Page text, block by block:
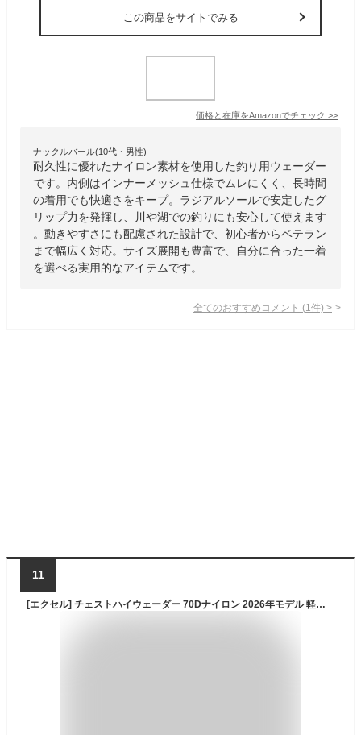
この商品をサイトでみる
価格と在庫をAmazonでチェック >>
ナックルバール(10代・男性)
耐久性に優れたナイロン素材を使用した釣り用ウェーダー
です。内側はインナーメッシュ仕様でムレにくく、長時間
の着用でも快適さをキープ。ラジアルソールで安定したグ
リップ力を発揮し、川や湖での釣りにも安心して使えます
。動きやすさにも配慮された設計で、初心者からベテラン
まで幅広く対応。サイズ展開も豊富で、自分に合った一着
を選べる実用的なアイテムです。
全てのおすすめコメント (1 件) >
11
[エクセル] チェストハイウェーダー 70Dナイロン 2026年モデル 軽量 防水 インナーメッシュ フェルトソール ラジアル フェルトスパイク 胴長靴 補修キット付属 12サイズ ユニセックス OHJI 日本釣具メーカー OH-103 105 F P R (ラジアルソール, グレー, LL(26.5-27.0cm))